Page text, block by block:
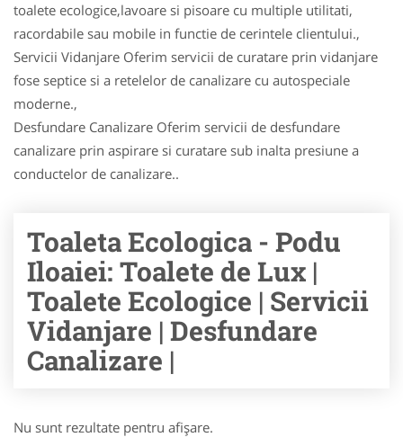
toalete ecologice,lavoare si pisoare cu multiple utilitati,
racordabile sau mobile in functie de cerintele clientului.,
Servicii Vidanjare Oferim servicii de curatare prin vidanjare
fose septice si a retelelor de canalizare cu autospeciale
moderne.,
Desfundare Canalizare Oferim servicii de desfundare
canalizare prin aspirare si curatare sub inalta presiune a
conductelor de canalizare..
Toaleta Ecologica - Podu
Iloaiei: Toalete de Lux |
Toalete Ecologice | Servicii
Vidanjare | Desfundare
Canalizare |
Nu sunt rezultate pentru afişare.